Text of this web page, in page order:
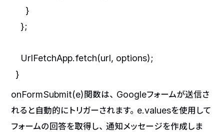
    }
  };
  UrlFetchApp.fetch(url, options);
onFormSubmit(e)関数は、Googleフォームが送信さ
れると自動的にトリガーされます。e.valuesを使用して
フォームの回答を取得し、通知メッセージを作成しま